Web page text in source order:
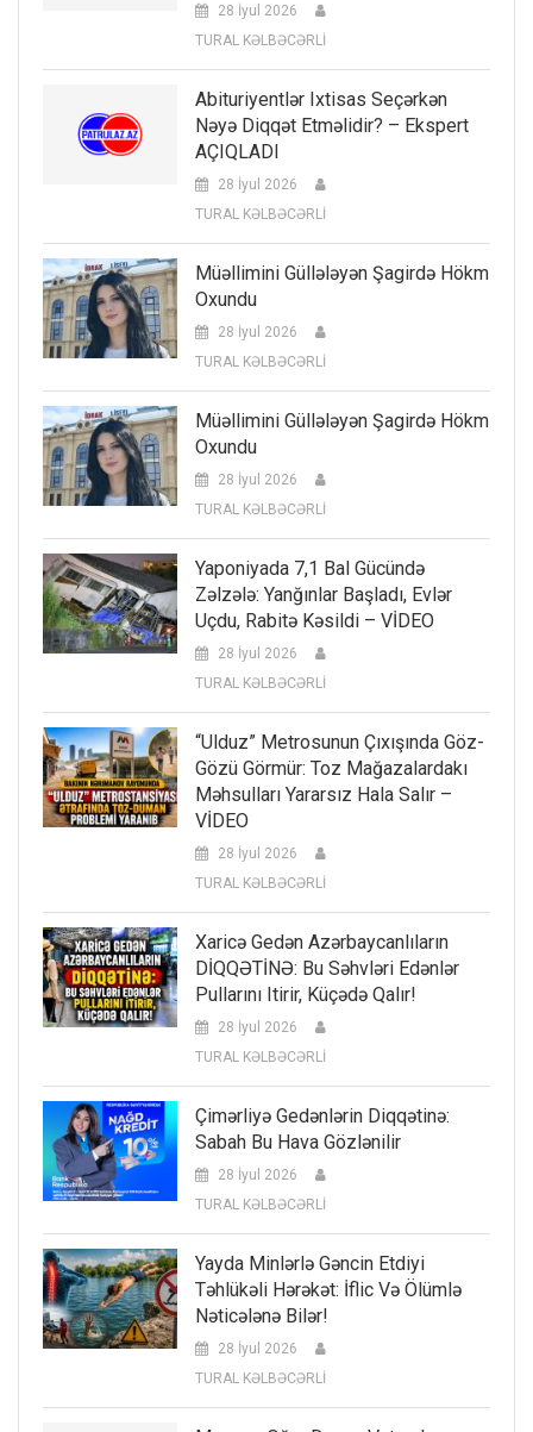
28 İyul 2026
TURAL KƏLBƏCƏRLİ
Abituriyentlər Ixtisas Seçərkən
Nəyə Diqqət Etməlidir? – Ekspert
AÇIQLADI
28 İyul 2026
TURAL KƏLBƏCƏRLİ
Müəllimini Güllələyən Şagirdə Hökm
Oxundu
28 İyul 2026
TURAL KƏLBƏCƏRLİ
Müəllimini Güllələyən Şagirdə Hökm
Oxundu
28 İyul 2026
TURAL KƏLBƏCƏRLİ
Yaponiyada 7,1 Bal Gücündə
Zəlzələ: Yanğınlar Başladı, Evlər
Uçdu, Rabitə Kəsildi – VİDEO
28 İyul 2026
TURAL KƏLBƏCƏRLİ
“Ulduz” Metrosunun Çıxışında Göz-
Gözü Görmür: Toz Mağazalardakı
Məhsulları Yararsız Hala Salır –
VİDEO
28 İyul 2026
TURAL KƏLBƏCƏRLİ
Xaricə Gedən Azərbaycanlıların
DİQQƏTİNƏ: Bu Səhvləri Edənlər
Pullarını Itirir, Küçədə Qalır!
28 İyul 2026
TURAL KƏLBƏCƏRLİ
Çimərliyə Gedənlərin Diqqətinə:
Sabah Bu Hava Gözlənilir
28 İyul 2026
TURAL KƏLBƏCƏRLİ
Yayda Minlərlə Gəncin Etdiyi
Təhlükəli Hərəkət: İflic Və Ölümlə
Nəticələnə Bilər!
28 İyul 2026
TURAL KƏLBƏCƏRLİ